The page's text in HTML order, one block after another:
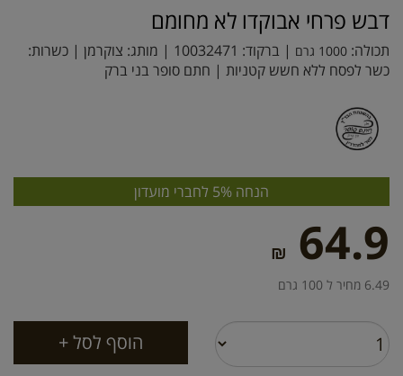
דבש פרחי אבוקדו לא מחומם
תכולה: 1000 גרם | ברקוד: 10032471 | מותג: צוקרמן | כשרות:
כשר לפסח ללא חשש קטניות | חתם סופר בני ברק
הנחה 5% לחברי מועדון
64.9
₪
6.49 מחיר ל 100 גרם